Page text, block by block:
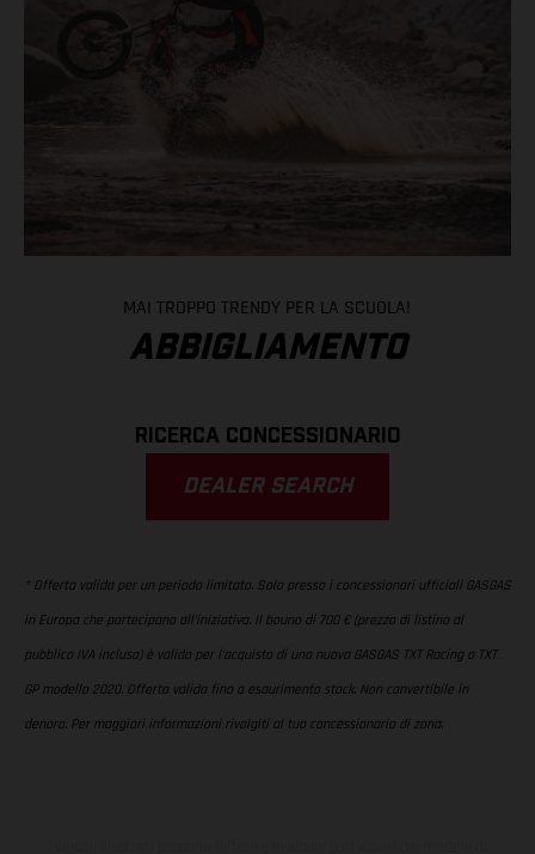
MAI TROPPO TRENDY PER LA SCUOLA!
ABBIGLIAMENTO
RICERCA CONCESSIONARIO
DEALER SEARCH
* Offerta valida per un periodo limitato. Solo presso i concessionari ufficiali GASGAS
in Europa che partecipano all'iniziativa. Il bouno di 700 € (prezzo di listino al
pubblico IVA inclusa) è valido per l'acquisto di una nuova GASGAS TXT Racing o TXT
GP modello 2020. Offerta valida fino a esaurimento stock. Non convertibile in
denaro. Per maggiori informazioni rivolgiti al tuo concessionario di zona.